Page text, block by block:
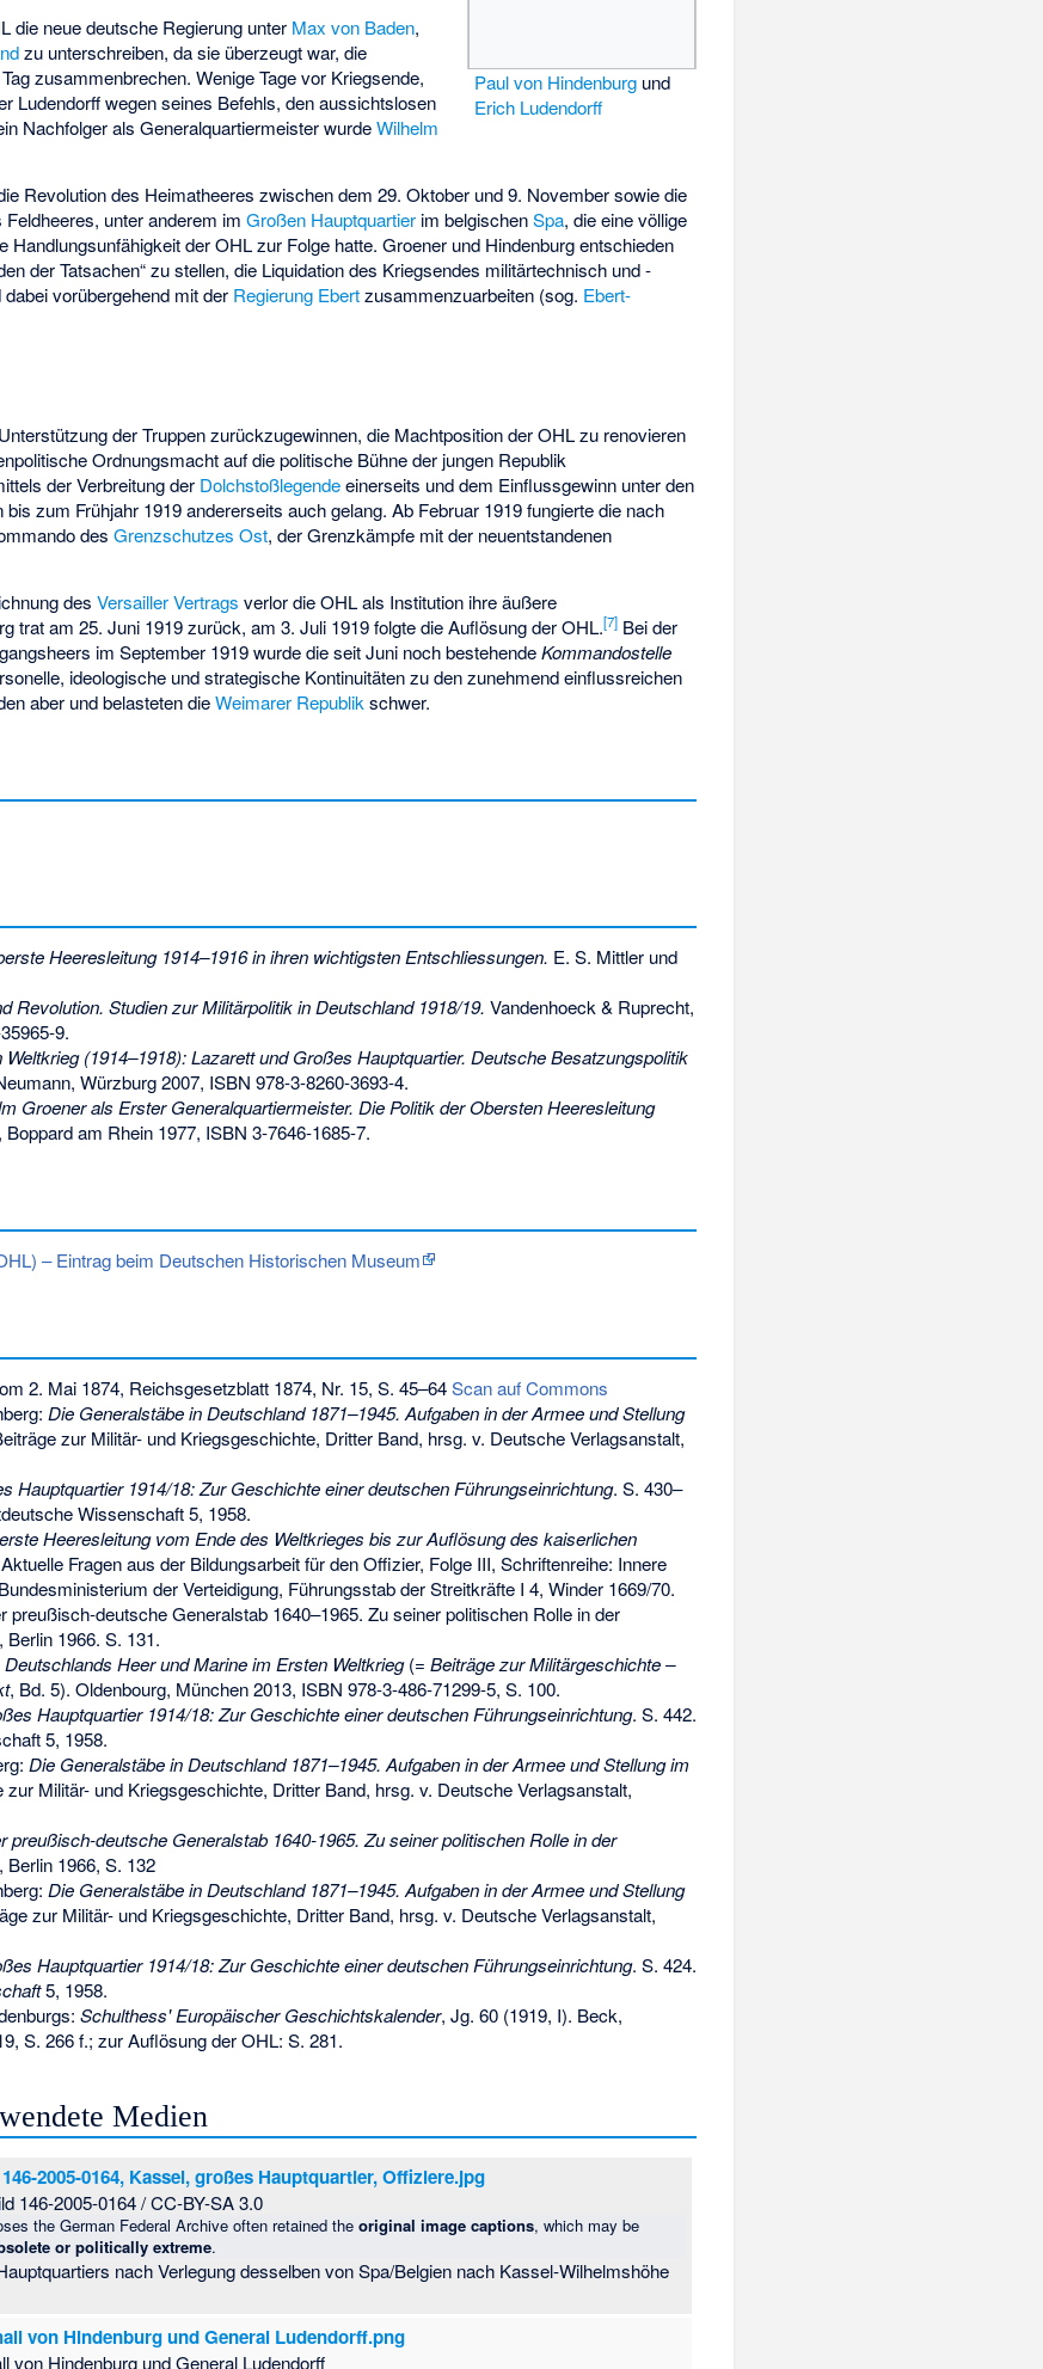
Paul von Hindenburg und
Erich Ludendorff
die neue deutsche Regierung unter Max von Baden,
zu unterschreiben, da sie überzeugt war, die
zusammenbrechen. Wenige Tage vor Kriegsende,
Ludendorff wegen seines Befehls, den aussichtslosen
Nachfolger als Generalquartiermeister wurdeWilhelm
Revolution des Heimatheeres zwischen dem 29. Oktober und 9. November sowie die
Feldheeres, unter anderem imGroßen Hauptquartier im belgischenSpa, die eine völlige
Handlungsunfähigkeit der OHL zur Folge hatte. Groener und Hindenburg entschieden
der Tatsachen“ zu stellen, die Liquidation des Kriegsendes militärtechnisch und -
vorübergehend mit der Regierung Ebertzusammenzuarbeiten (sog. Ebert-
der Truppen zurückzugewinnen, die Machtposition der OHL zu renovieren
Ordnungsmacht auf die politische Bühne der jungen Republik
der Verbreitung der Dolchstoßlegendeeinerseits und dem Einflussgewinn unter den
zum Frühjahr 1919 andererseits auch gelang. Ab Februar 1919 fungierte die nach
desGrenzschutzes Ost, der Grenzkämpfe mit der neuentstandenen
desVersailler Vertrags verlor die OHL als Institution ihre äußere
trat am 25. Juni 1919 zurück, am 3. Juli 1919 folgte die Auflösung der OHL.[7] Bei der
im September 1919 wurde die seit Juni noch bestehendeKommandostelle
ideologische und strategische Kontinuitäten zu den zunehmend einflussreichen
aber und belasteten dieWeimarer Republik schwer.
Heeresleitung 1914–1916 in ihren wichtigsten Entschliessungen. E. S. Mittler und
Revolution. Studien zur Militärpolitik in Deutschland 1918/19. Vandenhoeck & Ruprecht,
9.
(1914–1918): Lazarett und Großes Hauptquartier. Deutsche Besatzungspolitik
Würzburg 2007, ISBN 978-3-8260-3693-4.
Groener als Erster Generalquartiermeister. Die Politik der Obersten Heeresleitung
am Rhein 1977, ISBN 3-7646-1685-7.
– Eintrag beim Deutschen Historischen Museum
2. Mai 1874, Reichsgesetzblatt 1874, Nr. 15, S. 45–64Scan auf Commons
Die Generalstäbe in Deutschland 1871–1945. Aufgaben in der Armee und Stellung
zur Militär- und Kriegsgeschichte, Dritter Band, hrsg. v. Deutsche Verlagsanstalt,
Hauptquartier 1914/18: Zur Geschichte einer deutschen Führungseinrichtung. S. 430–
Wissenschaft 5, 1958.
Heeresleitung vom Ende des Weltkrieges bis zur Auflösung des kaiserlichen
Fragen aus der Bildungsarbeit für den Offizier, Folge III, Schriftenreihe: Innere
der Verteidigung, Führungsstab der Streitkräfte I 4, Winder 1669/70.
preußisch-deutsche Generalstab 1640–1965. Zu seiner politischen Rolle in der
1966. S. 131.
Deutschlands Heer und Marine im Ersten Weltkrieg(= Beiträge zur Militärgeschichte –
, Bd. 5). Oldenbourg, München 2013, ISBN 978-3-486-71299-5, S. 100.
Hauptquartier 1914/18: Zur Geschichte einer deutschen Führungseinrichtung. S. 442.
5, 1958.
Die Generalstäbe in Deutschland 1871–1945. Aufgaben in der Armee und Stellung im
zur Militär- und Kriegsgeschichte, Dritter Band, hrsg. v. Deutsche Verlagsanstalt,
preußisch-deutsche Generalstab 1640-1965. Zu seiner politischen Rolle in der
Berlin 1966, S. 132
Die Generalstäbe in Deutschland 1871–1945. Aufgaben in der Armee und Stellung
zur Militär- und Kriegsgeschichte, Dritter Band, hrsg. v. Deutsche Verlagsanstalt,
Hauptquartier 1914/18: Zur Geschichte einer deutschen Führungseinrichtung. S. 424.
5, 1958.
Schulthess' Europäischer Geschichtskalender, Jg. 60 (1919, I). Beck,
S. 266 f.; zur Auflösung der OHL: S. 281.
Medien
2005-0164, Kassel, großes Hauptquartier, Offiziere.jpg
146-2005-0164 / CC-BY-SA 3.0
the German Federal Archive often retained theoriginal image captions, which may be
or politically extreme.
nach Verlegung desselben von Spa/Belgien nach Kassel-Wilhelmshöhe
von Hindenburg und General Ludendorff.png
von Hindenburg und General Ludendorff